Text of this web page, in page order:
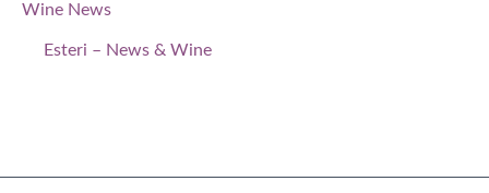
Wine News
Esteri – News & Wine